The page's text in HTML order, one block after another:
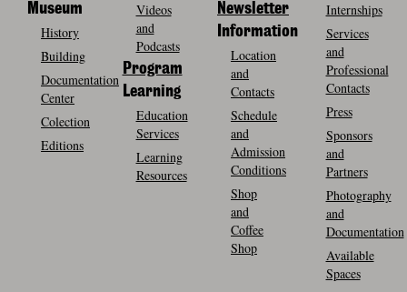
Museum
History
Building
Documentation
Center
Colection
Editions
Videos
and
Podcasts
Program
Learning
Education
Services
Learning
Resources
Newsletter
Information
Location
and
Contacts
Schedule
and
Admission
Conditions
Shop
and
Coffee
Shop
Internships
Services
and
Professional
Contacts
Press
Sponsors
and
Partners
Photography
and
Documentation
Available
Spaces